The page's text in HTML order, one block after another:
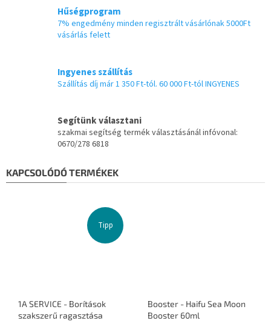
Hűségprogram
7% engedmény minden regisztrált vásárlónak 5000Ft
vásárlás felett
Ingyenes szállítás
Szállítás díj már 1 350 Ft-tól. 60 000 Ft-tól INGYENES
Segítünk választani
szakmai segítség termék választásánál infóvonal:
0670/278 6818
KAPCSOLÓDÓ TERMÉKEK
Tipp
1A SERVICE - Borítások
szakszerű ragasztása
Booster - Haifu Sea Moon
Booster 60ml